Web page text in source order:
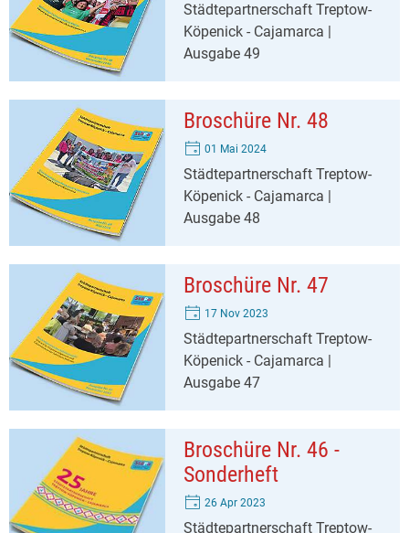
Städtepartnerschaft Treptow-
Köpenick - Cajamarca |
Ausgabe 49
Broschüre Nr. 48
01 Mai 2024
Städtepartnerschaft Treptow-
Köpenick - Cajamarca |
Ausgabe 48
Broschüre Nr. 47
17 Nov 2023
Städtepartnerschaft Treptow-
Köpenick - Cajamarca |
Ausgabe 47
Broschüre Nr. 46 -
Sonderheft
26 Apr 2023
Städtepartnerschaft Treptow-